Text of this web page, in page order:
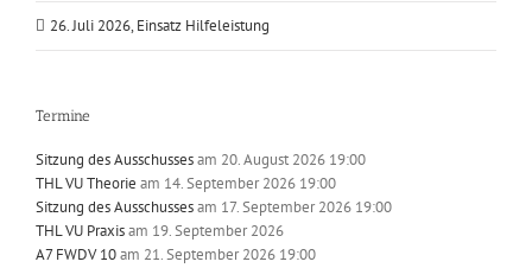
26. Juli 2026, Einsatz Hilfeleistung
Termine
Sitzung des Ausschussesam 20. August 2026 19:00
THL VU Theorie am 14. September 2026 19:00
Sitzung des Ausschussesam 17. September 2026 19:00
THL VU Praxisam 19. September 2026
A7 FWDV 10am 21. September 2026 19:00